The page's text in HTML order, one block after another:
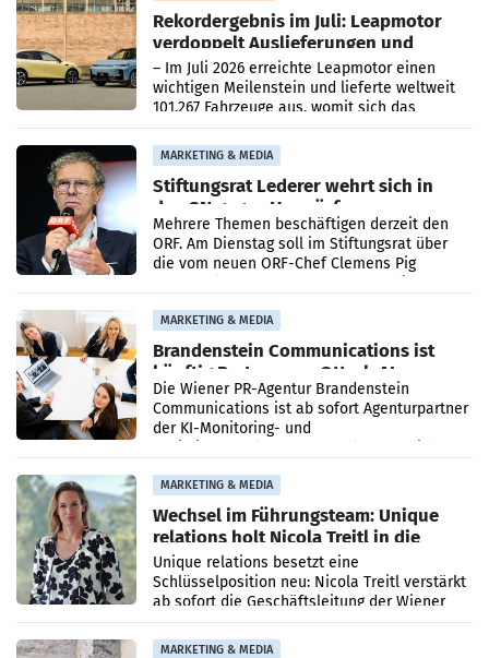
Rekordergebnis im Juli: Leapmotor
verdoppelt Auslieferungen und
überschreitet die 100.000er-Marke
– Im Juli 2026 erreichte Leapmotor einen
wichtigen Meilenstein und lieferte weltweit
101.267 Fahrzeuge aus, womit sich das
Ergebnis gegenüber Juli 2025 mehr als
verdoppelte (+102
MARKETING & MEDIA
Stiftungsrat Lederer wehrt sich in
den SN gegen Vorwürfe
Mehrere Themen beschäftigen derzeit den
ORF. Am Dienstag soll im Stiftungsrat über
die vom neuen ORF-Chef Clemens Pig
MARKETING & MEDIA
Brandenstein Communications ist
künftig Partner von OtterlyAI
Die Wiener PR-Agentur Brandenstein
Communications ist ab sofort Agenturpartner
der KI-Monitoring- und
MARKETING & MEDIA
Wechsel im Führungsteam: Unique
relations holt Nicola Treitl in die
Geschäftsleitung
Unique relations besetzt eine
Schlüsselposition neu: Nicola Treitl verstärkt
ab sofort die Geschäftsleitung der Wiener
PR-Agentur an der Seite von Josef Kalina und
Anna Kalina-Mahr.
MARKETING & MEDIA